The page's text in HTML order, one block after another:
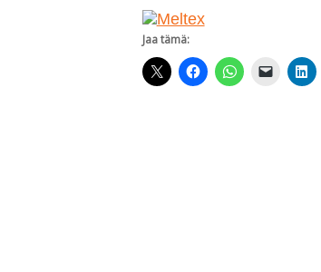
Jaa tämä: